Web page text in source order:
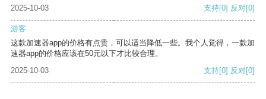
2025-10-03 支持[0] 反对[0]
游客
这款加速器app的价格有点贵，可以适当降低一些。我个人觉得，一款加
速器app的价格应该在50元以下才比较合理。
2025-10-03
支持[0] 反对[0]